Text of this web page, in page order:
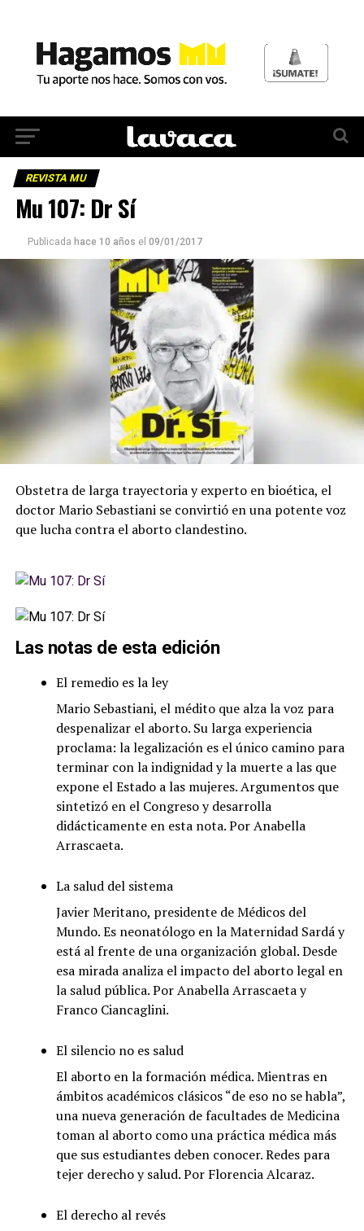
REVISTA MU
Mu 107: Dr Sí
Publicada hace 10 años el 09/01/2017
Obstetra de larga trayectoria y experto en bioética, el
doctor Mario Sebastiani se convirtió en una potente voz
que lucha contra el aborto clandestino.
Las notas de esta edición
El remedio es la ley
Mario Sebastiani, el médito que alza la voz para
despenalizar el aborto. Su larga experiencia
proclama: la legalización es el único camino para
terminar con la indignidad y la muerte a las que
expone el Estado a las mujeres. Argumentos que
sintetizó en el Congreso y desarrolla
didácticamente en esta nota. Por Anabella
Arrascaeta.
La salud del sistema
Javier Meritano, presidente de Médicos del
Mundo. Es neonatólogo en la Maternidad Sardá y
está al frente de una organización global. Desde
esa mirada analiza el impacto del aborto legal en
la salud pública. Por Anabella Arrascaeta y
Franco Ciancaglini.
El silencio no es salud
El aborto en la formación médica. Mientras en
ámbitos académicos clásicos “de eso no se habla”,
una nueva generación de facultades de Medicina
toman al aborto como una práctica médica más
que sus estudiantes deben conocer. Redes para
tejer derecho y salud. Por Florencia Alcaraz.
El derecho al revés